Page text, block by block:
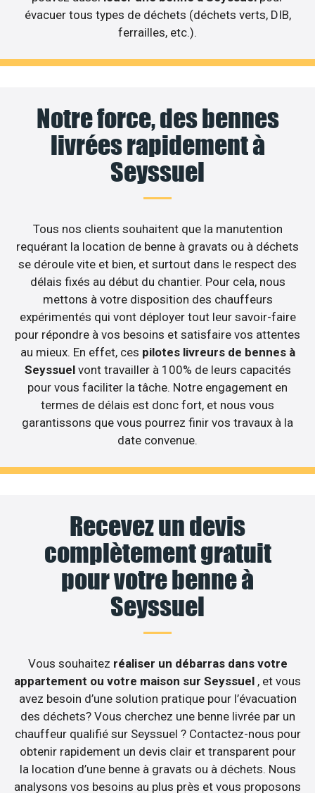
évacuer tous types de déchets (déchets verts, DIB,
ferrailles, etc.).
Notre force, des bennes
livrées rapidement à
Seyssuel
Tous nos clients souhaitent que la manutention
requérant la location de benne à gravats ou à déchets
se déroule vite et bien, et surtout dans le respect des
délais fixés au début du chantier. Pour cela, nous
mettons à votre disposition des chauffeurs
expérimentés qui vont déployer tout leur savoir-faire
pour répondre à vos besoins et satisfaire vos attentes
au mieux. En effet, ces pilotes livreurs de bennes à
Seyssuel vont travailler à 100% de leurs capacités
pour vous faciliter la tâche. Notre engagement en
termes de délais est donc fort, et nous vous
garantissons que vous pourrez finir vos travaux à la
date convenue.
Recevez un devis
complètement gratuit
pour votre benne à
Seyssuel
Vous souhaitez réaliser un débarras dans votre
appartement ou votre maison sur Seyssuel , et vous
avez besoin d’une solution pratique pour l’évacuation
des déchets? Vous cherchez une benne livrée par un
chauffeur qualifié sur Seyssuel ? Contactez-nous pour
obtenir rapidement un devis clair et transparent pour
la location d’une benne à gravats ou à déchets. Nous
analysons vos besoins au plus près et vous proposons